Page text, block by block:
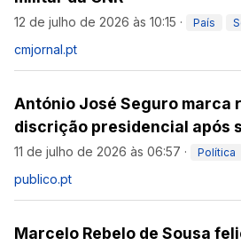
12 de julho de 2026 às 10:15 · País
cmjornal.pt
António José Seguro marca
discrição presidencial após
11 de julho de 2026 às 06:57 · Política
publico.pt
Marcelo Rebelo de Sousa